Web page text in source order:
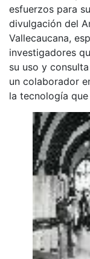
esfuerzos para
divulgación del
Vallecaucana,
investigadores
su uso y
un colaborador
la tecnología